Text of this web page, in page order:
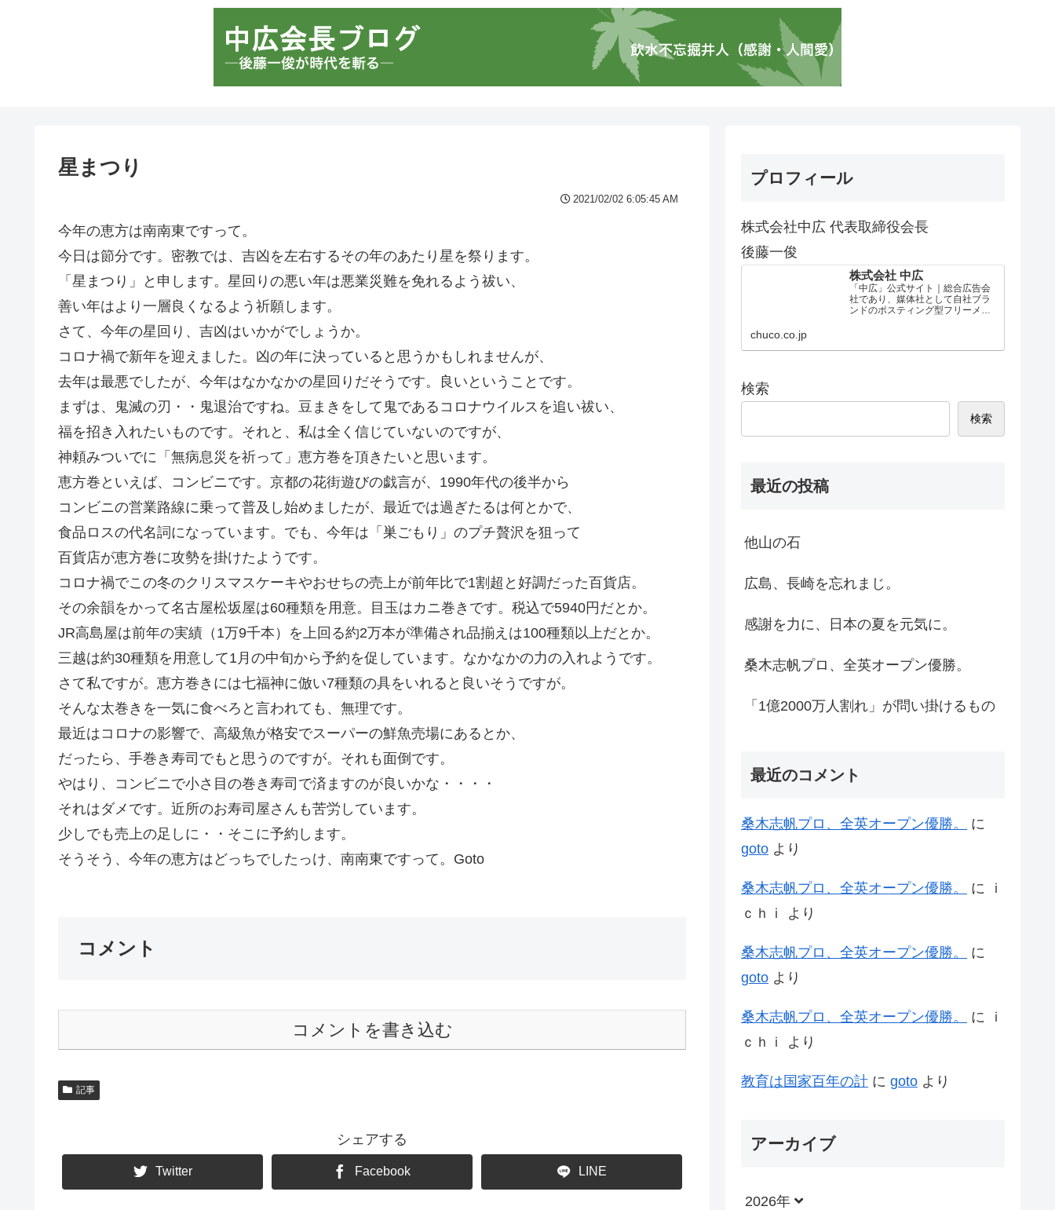
星まつり
2021/02/02 6:05:45 AM
今年の恵方は南南東ですって。
今日は節分です。密教では、吉凶を左右するその年のあたり星を祭ります。
「星まつり」と申します。星回りの悪い年は悪業災難を免れるよう祓い、
善い年はより一層良くなるよう祈願します。
さて、今年の星回り、吉凶はいかがでしょうか。
コロナ禍で新年を迎えました。凶の年に決っていると思うかもしれませんが、
去年は最悪でしたが、今年はなかなかの星回りだそうです。良いということです。
まずは、鬼滅の刃・・鬼退治ですね。豆まきをして鬼であるコロナウイルスを追い祓い、
福を招き入れたいものです。それと、私は全く信じていないのですが、
神頼みついでに「無病息災を祈って」恵方巻を頂きたいと思います。
恵方巻といえば、コンビニです。京都の花街遊びの戯言が、1990年代の後半から
コンビニの営業路線に乗って普及し始めましたが、最近では過ぎたるは何とかで、
食品ロスの代名詞になっています。でも、今年は「巣ごもり」のプチ贅沢を狙って
百貨店が恵方巻に攻勢を掛けたようです。
コロナ禍でこの冬のクリスマスケーキやおせちの売上が前年比で1割超と好調だった百貨店。
その余韻をかって名古屋松坂屋は60種類を用意。目玉はカニ巻きです。税込で5940円だとか。
JR高島屋は前年の実績（1万9千本）を上回る約2万本が準備され品揃えは100種類以上だとか。
三越は約30種類を用意して1月の中旬から予約を促しています。なかなかの力の入れようです。
さて私ですが。恵方巻きには七福神に倣い7種類の具をいれると良いそうですが。
そんな太巻きを一気に食べろと言われても、無理です。
最近はコロナの影響で、高級魚が格安でスーパーの鮮魚売場にあるとか、
だったら、手巻き寿司でもと思うのですが。それも面倒です。
やはり、コンビニで小さ目の巻き寿司で済ますのが良いかな・・・・
それはダメです。近所のお寿司屋さんも苦労しています。
少しでも売上の足しに・・そこに予約します。
そうそう、今年の恵方はどっちでしたっけ、南南東ですって。Goto
コメント
コメントを書き込む
記事
シェアする
Twitter Facebook LINE
プロフィール
株式会社中広 代表取締役会長
後藤一俊
株式会社 中広
「中広」公式サイト｜総合広告会
社であり、媒体社として自社ブラ
ンドのポスティング型フリーメデ
chuco.co.jp
検索
検索
最近の投稿
他山の石
広島、長崎を忘れまじ。
感謝を力に、日本の夏を元気に。
桑木志帆プロ、全英オープン優勝。
「1億2000万人割れ」が問い掛けるもの
最近のコメント
桑木志帆プロ、全英オープン優勝。
に
goto より
桑木志帆プロ、全英オープン優勝。 に
ｉ
ｃｈｉ
より
桑木志帆プロ、全英オープン優勝。
に
goto より
桑木志帆プロ、全英オープン優勝。 に
ｉ
ｃｈｉ
より
教育は国家百年の計 に goto より
アーカイブ
2026年